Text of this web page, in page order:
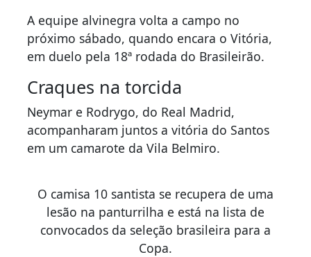
A equipe alvinegra volta a campo no
próximo sábado, quando encara o Vitória,
em duelo pela 18ª rodada do Brasileirão.
Craques na torcida
Neymar e Rodrygo, do Real Madrid,
acompanharam juntos a vitória do Santos
em um camarote da Vila Belmiro.
O camisa 10 santista se recupera de uma
lesão na panturrilha e está na lista de
convocados da seleção brasileira para a
Copa.